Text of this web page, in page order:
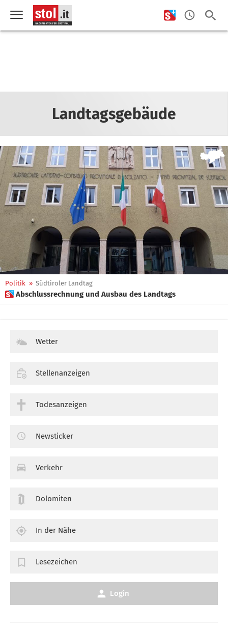
Landtagsgebäude
Politik » Südtiroler Landtag
 Abschlussrechnung und Ausbau des Landtags
Wetter
Stellenanzeigen
Todesanzeigen
Newsticker
Verkehr
Dolomiten
In der Nähe
Lesezeichen
Login